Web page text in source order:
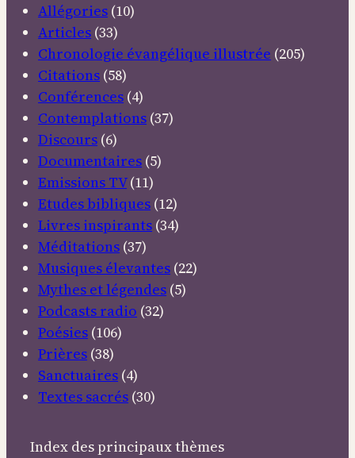
Allégories (10)
Articles (33)
Chronologie évangélique illustrée (205)
Citations (58)
Conférences (4)
Contemplations (37)
Discours (6)
Documentaires (5)
Emissions TV(11)
Etudes bibliques (12)
Livres inspirants (34)
Méditations (37)
Musiques élevantes (22)
Mythes et légendes (5)
Podcasts radio (32)
Poésies (106)
Prières (38)
Sanctuaires (4)
Textes sacrés (30)
Index des principaux thèmes